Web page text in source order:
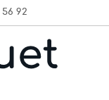
56 92